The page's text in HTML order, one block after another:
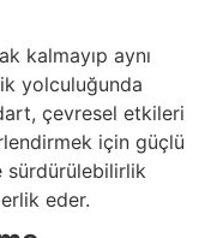
kalmayıp aynı
yolculuğunda
çevresel etkileri
için güçlü
sürdürülebilirlik
eder.